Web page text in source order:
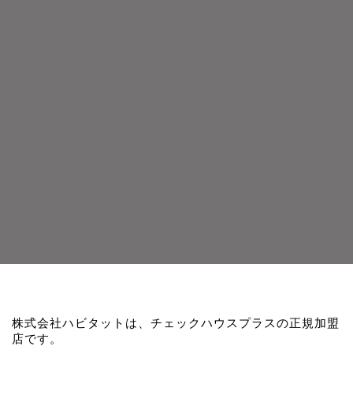
株式会社ハビタットは、チェックハウスプラスの正規加盟
店です。